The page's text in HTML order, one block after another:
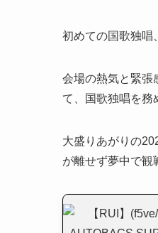
初めての国歌独唱
会場の熱気と緊張
て、国歌独唱を務
大盛りあがりの
が離せず夢中で観